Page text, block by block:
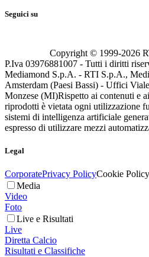
Seguici su
Copyright © 1999-2026
P.Iva 03976881007 - Tutti i diritti
Mediamond S.p.A. - RTI S.p.A.,
Amsterdam (Paesi Bassi) - Uffici
Monzese (MI)Rispetto ai contenuti e
riprodotti è vietata ogni utilizzazione
sistemi di intelligenza artificiale
espresso di utilizzare mezzi
Legal
CorporatePrivacy PolicyCookie Policy
Media
Video
Foto
Live e Risultati
Live
Diretta Calcio
Risultati e Classifiche